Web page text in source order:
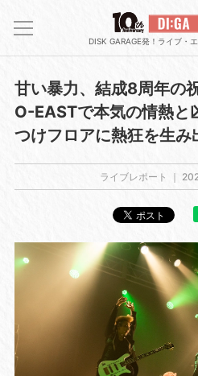
DISK GARAGE発！ライブ・
甘い暴力、結成8周年の
O-EASTで本気の情熱と
つけフロアに熱狂を生み
ライブレポート ｜